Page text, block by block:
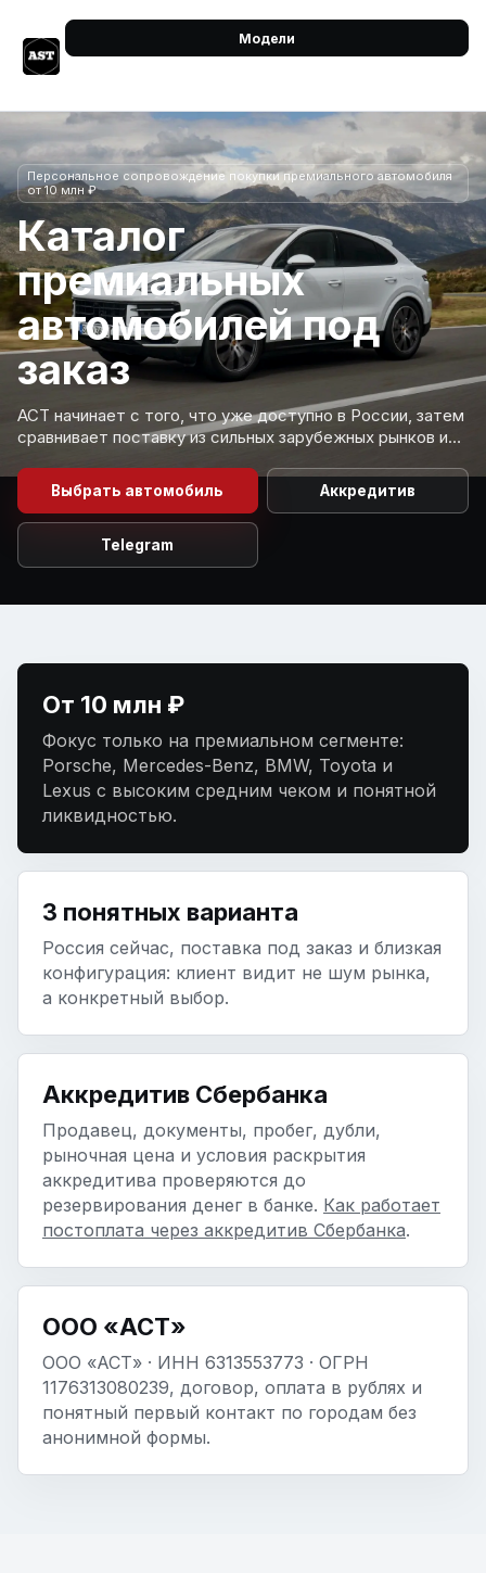
Модели
Персональное сопровождение покупки премиального автомобиля
от 10 млн ₽
Каталог
премиальных
автомобилей под
заказ
АСТ начинает с того, что уже доступно в России, затем
сравнивает поставку из сильных зарубежных рынков и
действительно стоит рассматривать.
Выбрать автомобиль
Telegram
От 10 млн ₽
Фокус только на премиальном сегменте:
Porsche, Mercedes-Benz, BMW, Toyota и
Lexus с высоким средним чеком и понятной
ликвидностью.
3 понятных варианта
Россия сейчас, поставка под заказ и близкая
конфигурация: клиент видит не шум рынка,
а конкретный выбор.
Аккредитив Сбербанка
Продавец, документы, пробег, дубли,
рыночная цена и условия раскрытия
аккредитива проверяются до
резервирования денег в банке. Как работает
постоплата через аккредитив Сбербанка.
ООО «АСТ»
ООО «АСТ» · ИНН 6313553773 · ОГРН
1176313080239, договор, оплата в рублях и
понятный первый контакт по городам без
анонимной формы.